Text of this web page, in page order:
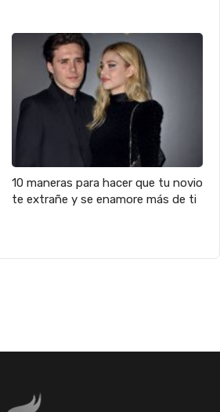
10 maneras para hacer que tu novio
te extrañe y se enamore más de ti